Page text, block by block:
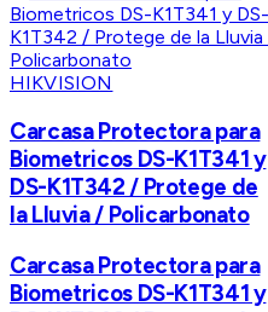
HIKVISION
Carcasa Protectora para
Biometricos DS-K1T341 y
DS-K1T342 / Protege de
la Lluvia / Policarbonato
Carcasa Protectora para
Biometricos DS-K1T341 y